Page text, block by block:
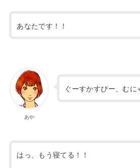
あなたです！！
あや
ぐーすかすぴー、む
はっ、もう寝てる！！